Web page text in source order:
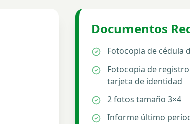
Documentos
Fotocopia de cédula
Fotocopia de
tarjeta de identidad
2 fotos tamaño 3×4
Informe último